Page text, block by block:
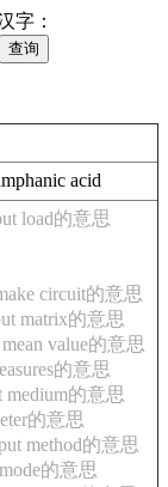
字：
acid
load的意思
circuit的意思
matrix的意思
value的意思
的意思
medium的意思
的意思
method的意思
的意思